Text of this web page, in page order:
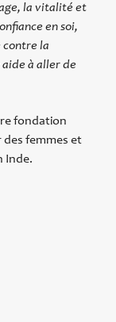
la vitalité et
en soi,
contre la
à aller de
fondation
des femmes et
Inde.